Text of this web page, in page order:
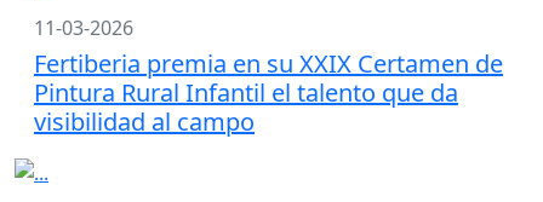
11-03-2026
Fertiberia premia en su XXIX Certamen de
Pintura Rural Infantil el talento que da
visibilidad al campo